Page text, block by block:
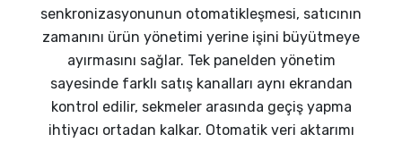
senkronizasyonunun otomatikleşmesi, satıcının
zamanını ürün yönetimi yerine işini büyütmeye
ayırmasını sağlar. Tek panelden yönetim
sayesinde farklı satış kanalları aynı ekrandan
kontrol edilir, sekmeler arasında geçiş yapma
ihtiyacı ortadan kalkar. Otomatik veri aktarımı